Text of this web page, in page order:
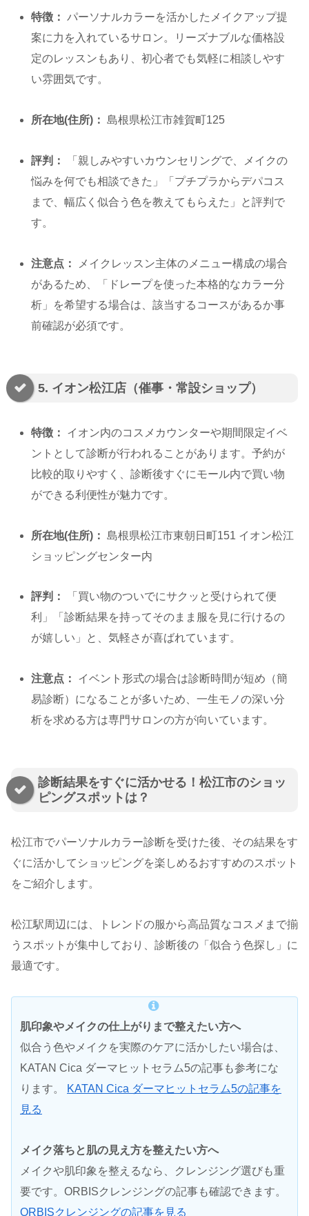
特徴： パーソナルカラーを活かしたメイクアップ提
案に力を入れているサロン。リーズナブルな価格設
定のレッスンもあり、初心者でも気軽に相談しやす
い雰囲気です。
所在地(住所)： 島根県松江市雑賀町125
評判：
「親しみやすいカウンセリングで、メイクの
悩みを何でも相談できた」「プチプラからデパコス
まで、幅広く似合う色を教えてもらえた」と評判で
す。
注意点：
メイクレッスン主体のメニュー構成の場合
があるため、「ドレープを使った本格的なカラー分
析」を希望する場合は、該当するコースがあるか事
前確認が必須です。
5. イオン松江店（催事・常設ショップ）
特徴：
イオン内のコスメカウンターや期間限定イベ
ントとして診断が行われることがあります。予約が
比較的取りやすく、診断後すぐにモール内で買い物
ができる利便性が魅力です。
所在地(住所)： 島根県松江市東朝日町151 イオン松江
ショッピングセンター内
評判：
「買い物のついでにサクッと受けられて便
利」「診断結果を持ってそのまま服を見に行けるの
が嬉しい」と、気軽さが喜ばれています。
注意点：
イベント形式の場合は診断時間が短め（簡
易診断）になることが多いため、一生モノの深い分
析を求める方は専門サロンの方が向いています。
診断結果をすぐに活かせる！松江市のショッ
ピングスポットは？
松江市でパーソナルカラー診断を受けた後、その結果をす
ぐに活かしてショッピングを楽しめるおすすめのスポット
をご紹介します。
松江駅周辺には、トレンドの服から高品質なコスメまで揃
うスポットが集中しており、診断後の「似合う色探し」に
最適です。
肌印象やメイクの仕上がりまで整えたい方へ
似合う色やメイクを実際のケアに活かしたい場合は、
KATAN Cica ダーマヒットセラム5の記事も参考にな
ります。
KATAN Cica ダーマヒットセラム5の記事を
見る
メイク落ちと肌の見え方を整えたい方へ
メイクや肌印象を整えるなら、クレンジング選びも重
要です。ORBISクレンジングの記事も確認できます。
ORBISクレンジングの記事を見る